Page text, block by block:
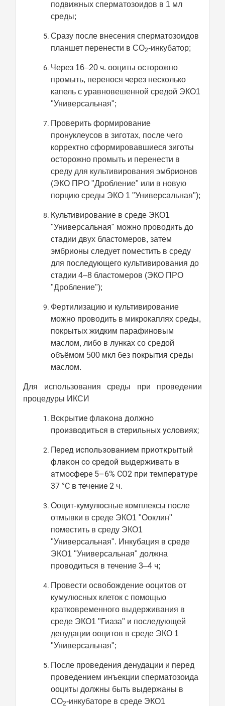
подвижных сперматозоидов в 1 мл
среды;
Сразу после внесения сперматозоидов
планшет перенести в СО2-инкубатор;
Через 16–20 ч. ооциты осторожно
промыть, перенося через несколько
капель с уравновешенной средой ЭКО1
"Универсальная";
Проверить формирование
пронуклеусов в зиготах, после чего
корректно сформировавшиеся зиготы
осторожно промыть и перенести в
среду для культивирования эмбрионов
(ЭКО ПРО "Дробление" или в новую
порцию среды ЭКО 1 "Универсальная");
Культивирование в среде ЭКО1
"Универсальная" можно проводить до
стадии двух бластомеров, затем
эмбрионы следует поместить в среду
для последующего культивирования до
стадии 4–8 бластомеров (ЭКО ПРО
"Дробление");
Фертилизацию и культивирование
можно проводить в микрокаплях среды,
покрытых жидким парафиновым
маслом, либо в лунках со средой
объёмом 500 мкл без покрытия среды
маслом.
Для использования среды при проведении
процедуры ИКСИ
Вскрытие флакона должно
производиться в стерильных условиях;
Перед использованием приоткрытый
флакон со средой выдерживать в
атмосфере 5–6% СО2 при температуре
37 °С в течение 2 ч.
Ооцит-кумулюсные комплексы после
отмывки в среде ЭКО1 "Ооклин"
поместить в среду ЭКО1
"Универсальная". Инкубация в среде
ЭКО1 "Универсальная" должна
проводиться в течение 3–4 ч;
Провести освобождение ооцитов от
кумулюсных клеток с помощью
кратковременного выдерживания в
среде ЭКО1 "Гиаза" и последующей
денудации ооцитов в среде ЭКО 1
"Универсальная";
После проведения денудации и перед
проведением инъекции сперматозоида
ооциты должны быть выдержаны в
СО2-инкубаторе в среде ЭКО1